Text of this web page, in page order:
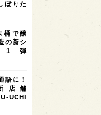
1
ぼりた
桶で醸
の新シ
1弾
語に！
店舗
UCHI